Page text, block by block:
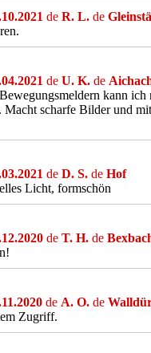
de R. L. de
de U. K. de
kann
Macht scharfe Bilder und
de D. S. de Hof
Licht, formschön
de T. H. de
de A. O. de
Zugriff.